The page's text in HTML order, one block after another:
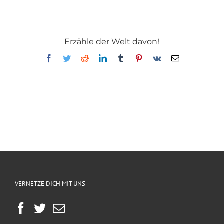
Erzähle der Welt davon!
Facebook
TwitterRedditLinkedInTumblrPinterest
Vk
E-
VERNETZE DICH MIT UNS